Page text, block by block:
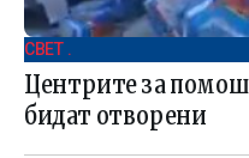
СВЕТ .
Центрите за помош
бидат отворени